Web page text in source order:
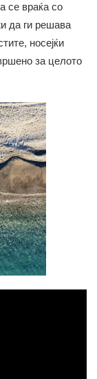
се враќа со
да ги решава
носејќи
за целото